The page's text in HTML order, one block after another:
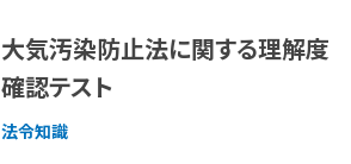
大気汚染防止法に関する理解度
確認テスト
法令知識